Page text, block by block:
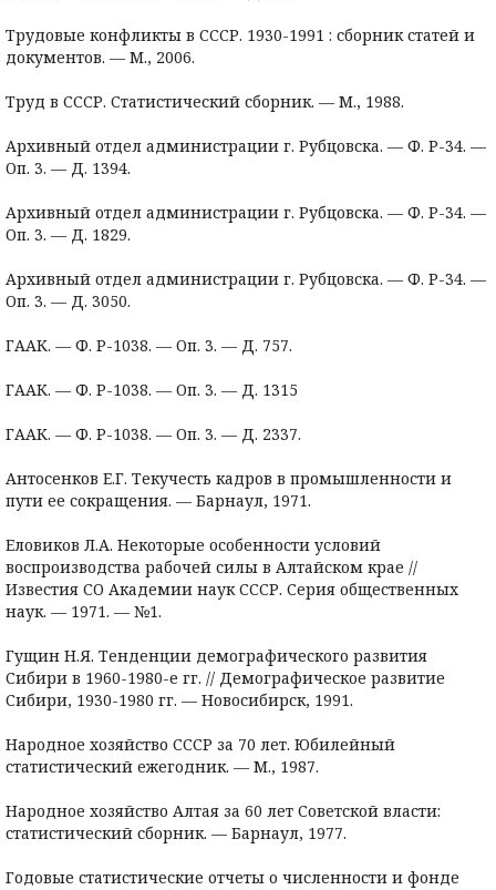
Трудовые конфликты в СССР. 1930-1991 : сборник статей и
документов. — М., 2006.
Труд в СССР. Статистический сборник. — М., 1988.
Архивный отдел администрации г. Рубцовска. — Ф. Р-34. —
Оп. 3. — Д. 1394.
Архивный отдел администрации г. Рубцовска. — Ф. Р-34. —
Оп. 3. — Д. 1829.
Архивный отдел администрации г. Рубцовска. — Ф. Р-34. —
Оп. 3. — Д. 3050.
ГААК. — Ф. Р-1038. — Оп. 3. — Д. 757.
ГААК. — Ф. Р-1038. — Оп. 3. — Д. 1315
ГААК. — Ф. Р-1038. — Оп. 3. — Д. 2337.
Антосенков Е.Г. Текучесть кадров в промышленности и
пути ее сокращения. — Барнаул, 1971.
Еловиков Л.А. Некоторые особенности условий
воспроизводства рабочей силы в Алтайском крае //
Известия СО Академии наук СССР. Серия общественных
наук. — 1971. — №1.
Гущин Н.Я. Тенденции демографического развития
Сибири в 1960-1980-е гг. // Демографическое развитие
Сибири, 1930-1980 гг. — Новосибирск, 1991.
Народное хозяйство СССР за 70 лет. Юбилейный
статистический ежегодник. — М., 1987.
Народное хозяйство Алтая за 60 лет Советской власти:
статистический сборник. — Барнаул, 1977.
Годовые статистические отчеты о численности и фонде